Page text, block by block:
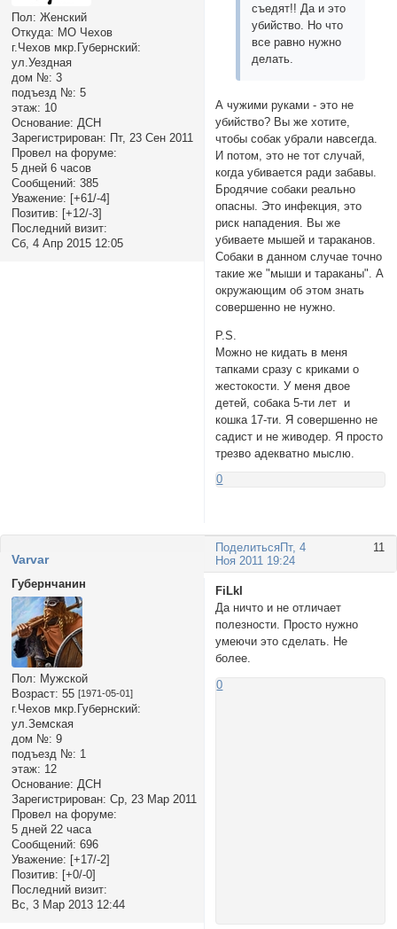
Пол: Женский
Откуда: МО Чехов
г.Чехов мкр.Губернский:
ул.Уездная
дом №: 3
подъезд №: 5
этаж: 10
Основание: ДСН
Зарегистрирован: Пт, 23 Сен 2011
Провел на форуме:
5 дней 6 часов
Сообщений: 385
Уважение: [+61/-4]
Позитив: [+12/-3]
Последний визит:
Сб, 4 Апр 2015 12:05
съедят!! Да и это
убийство. Но что
все равно нужно
делать.
А чужими руками - это не
убийство? Вы же хотите,
чтобы собак убрали навсегда.
И потом, это не тот случай,
когда убивается ради забавы.
Бродячие собаки реально
опасны. Это инфекция, это
риск нападения. Вы же
убиваете мышей и тараканов.
Собаки в данном случае точно
такие же "мыши и тараканы". А
окружающим об этом знать
совершенно не нужно.
P.S.
Можно не кидать в меня
тапками сразу с криками о
жестокости. У меня двое
детей, собака 5-ти лет и
кошка 17-ти. Я совершенно не
садист и не живодер. Я просто
трезво адекватно мыслю.
0
Поделиться 11
Пт, 4
Ноя 2011 19:24
Varvar
Губернчанин
Пол: Мужской
Возраст: 55 [1971-05-01]
г.Чехов мкр.Губернский:
ул.Земская
дом №: 9
подъезд №: 1
этаж: 12
Основание: ДСН
Зарегистрирован: Ср, 23 Мар 2011
Провел на форуме:
5 дней 22 часа
Сообщений: 696
Уважение: [+17/-2]
Позитив: [+0/-0]
Последний визит:
Вс, 3 Мар 2013 12:44
FiLkI
Да ничто и не отличает
полезности. Просто нужно
умеючи это сделать. Не
более.
0